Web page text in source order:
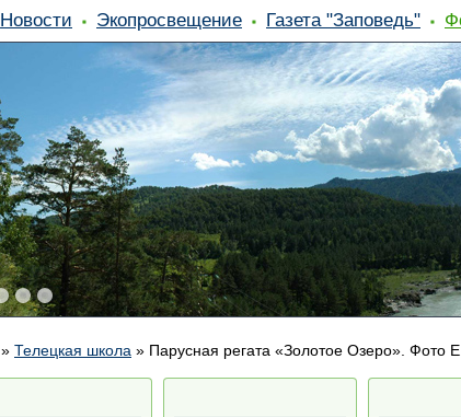
Новости Экопросвещение Газета "Заповедь"
» Телецкая школа » Парусная регата «Золотое Озеро». Фото